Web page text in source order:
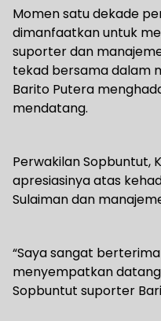
Momen satu dekade
dimanfaatkan untuk
suporter dan
tekad bersama dalam
Barito Putera
mendatang.
Perwakilan Sopbuntut,
apresiasinya atas
Sulaiman dan
“Saya sangat
menyempatkan
Sopbuntut suporter